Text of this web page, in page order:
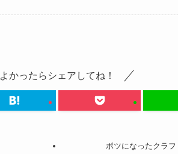
よかったらシェアしてね！
ボツになったクラ